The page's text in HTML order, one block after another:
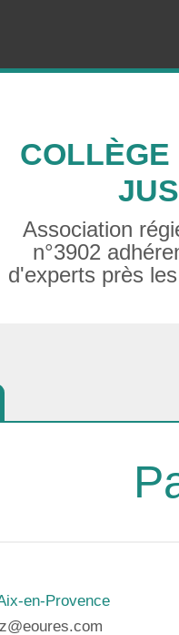
COLLÈGE
Association
n°3902
d'experts près
en-Provence